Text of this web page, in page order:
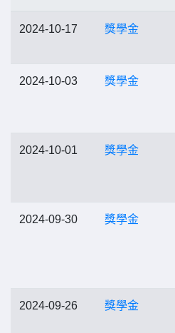
2024-10-17 獎學金
2024-10-03 獎學金
2024-10-01 獎學金
2024-09-30 獎學金
2024-09-26 獎學金